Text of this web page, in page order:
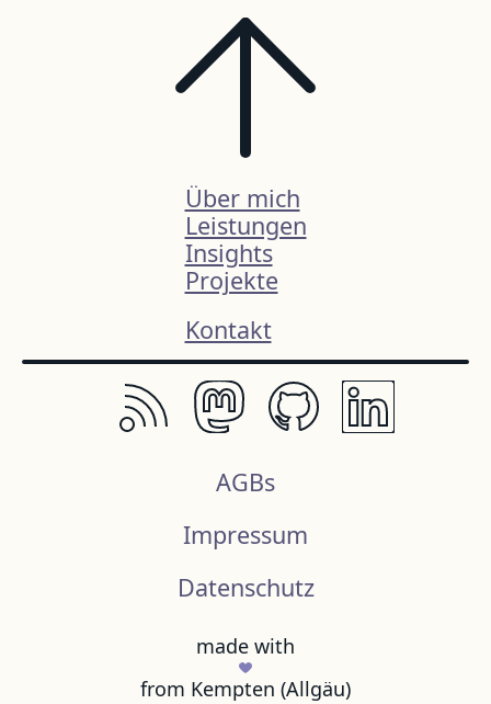
Über mich
Leistungen
Insights
Projekte
Kontakt
AGBs
Impressum
Datenschutz
made with
from Kempten (Allgäu)